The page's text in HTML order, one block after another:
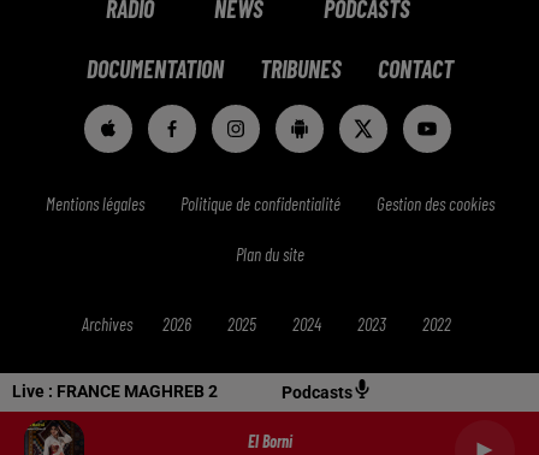
Live : FRANCE MAGHREB 2 Podcasts
El Borni
RADIO NEWS PODCASTS
DOCUMENTATION TRIBUNES CONTACT
Mentions légales Politique de confidentialité Gestion des cookies
Plan du site
Archives 2026 2025 2024 2023 2022